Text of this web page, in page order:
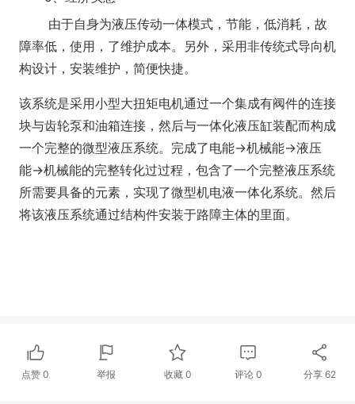
由于自身为液压传动一体模式，节能，低消耗，故
障率低，使用，了维护成本。另外，采用非传统式导向机
构设计，安装维护，简便快捷。
该系统是采用小型大扭矩电机通过一个集成有阀件的连接
块与齿轮泵和油箱连接，然后与一体化液压缸装配而构成
一个完整的微型液压系统。完成了电能->机械能->液压
能->机械能的完整转化过过程，包含了一个完整液压系统
所需要具备的元素，实现了微型机电液一体化系统。然后
将该液压系统通过结构件安装于路障主体的里面。
点赞0 举报 收藏 0 评论0 分享 62